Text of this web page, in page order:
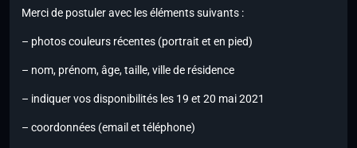
Merci de postuler avec les éléments suivants :
– photos couleurs récentes (portrait et en pied)
– nom, prénom, âge, taille, ville de résidence
– indiquer vos disponibilités les 19 et 20 mai 2021
– coordonnées (email et téléphone)